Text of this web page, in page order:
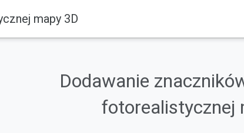
użycia biblioteka, która zapewnia programistom możliwość
mapy 3D
Dodawanie
fotorealistycznej